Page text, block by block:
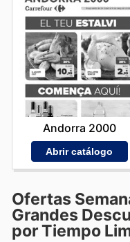
Andorra 2000
Abrir catálogo
Ofertas
Grandes
por Tiempo